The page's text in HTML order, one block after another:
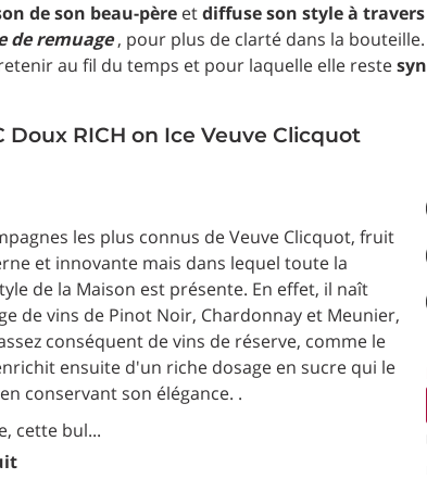
de son beau-père etdiffuse son style à
de remuage, pour plus de clarté dans la
au fil du temps et pour laquelle elle reste
Doux RICH on Ice Veuve Clicquot
les plus connus de Veuve Clicquot, fruit
et innovante mais dans lequel toute la
de la Maison est présente. En effet, il naît
de vins de Pinot Noir, Chardonnay et Meunier,
conséquent de vins de réserve, comme le
ensuite d'un riche dosage en sucre qui le
conservant son élégance. .
cette bul...